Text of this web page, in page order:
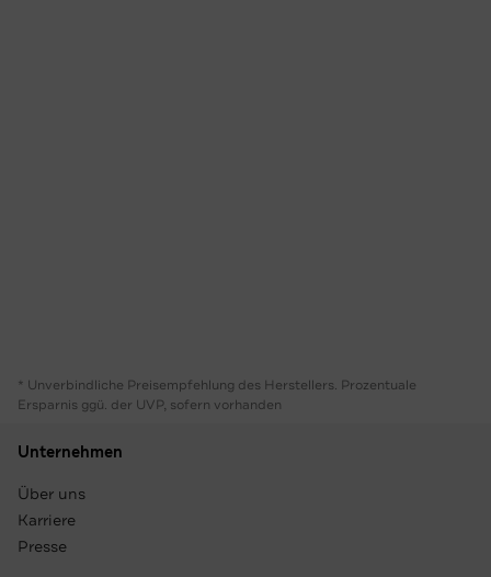
* Unverbindliche Preisempfehlung des Herstellers. Prozentuale
Ersparnis ggü. der UVP, sofern vorhanden
Unternehmen
Über uns
Karriere
Presse